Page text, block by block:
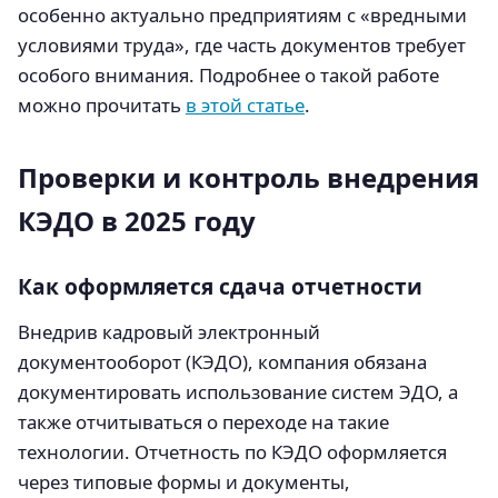
особенно актуально предприятиям с «вредными
условиями труда», где часть документов требует
особого внимания. Подробнее о такой работе
можно прочитать в этой статье.
Проверки и контроль внедрения
КЭДО в 2025 году
Как оформляется сдача отчетности
Внедрив кадровый электронный
документооборот (КЭДО), компания обязана
документировать использование систем ЭДО, а
также отчитываться о переходе на такие
технологии. Отчетность по КЭДО оформляется
через типовые формы и документы,